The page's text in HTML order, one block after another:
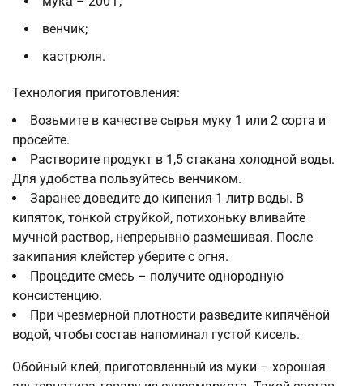
венчик;
кастрюля.
Технология приготовления:
Возьмите в качестве сырья муку 1 или 2 сорта и
просейте.
Растворите продукт в 1,5 стакана холодной воды.
Для удобства пользуйтесь венчиком.
Заранее доведите до кипения 1 литр воды. В
кипяток, тонкой струйкой, потихоньку вливайте
мучной раствор, непрерывно размешивая. После
закипания клейстер уберите с огня.
Процедите смесь – получите однородную
консистенцию.
При чрезмерной плотности разведите кипячёной
водой, чтобы состав напоминал густой кисель.
Обойный клей, приготовленный из муки – хорошая